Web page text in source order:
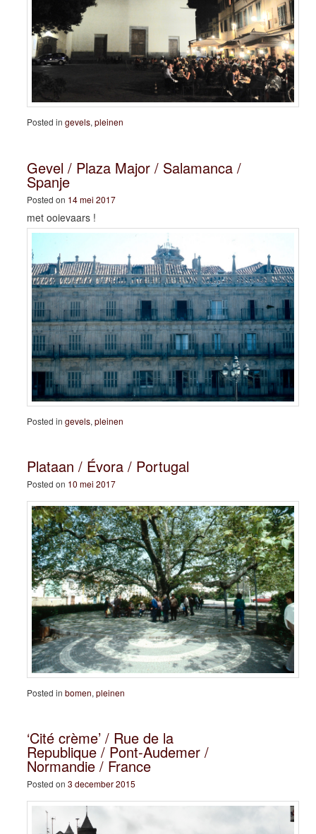
Posted in gevels, pleinen
Gevel / Plaza Major / Salamanca /
Spanje
Posted on 14 mei 2017
met ooievaars !
Posted in gevels, pleinen
Plataan / Évora / Portugal
Posted on 10 mei 2017
Posted in bomen, pleinen
‘Cité crème’ / Rue de la
Republique / Pont-Audemer /
Normandie / France
Posted on 3 december 2015